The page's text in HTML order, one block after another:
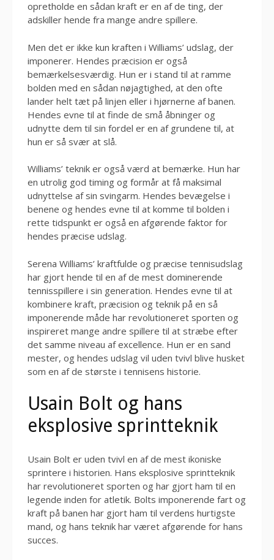
opretholde en sådan kraft er en af de ting, der
adskiller hende fra mange andre spillere.
Men det er ikke kun kraften i Williams’ udslag, der
imponerer. Hendes præcision er også
bemærkelsesværdig. Hun er i stand til at ramme
bolden med en sådan nøjagtighed, at den ofte
lander helt tæt på linjen eller i hjørnerne af banen.
Hendes evne til at finde de små åbninger og
udnytte dem til sin fordel er en af ​​grundene til, at
hun er så svær at slå.
Williams’ teknik er også værd at bemærke. Hun har
en utrolig god timing og formår at få maksimal
udnyttelse af sin svingarm. Hendes bevægelse i
benene og hendes evne til at komme til bolden i
rette tidspunkt er også en afgørende faktor for
hendes præcise udslag.
Serena Williams’ kraftfulde og præcise tennisudslag
har gjort hende til en af de mest dominerende
tennisspillere i sin generation. Hendes evne til at
kombinere kraft, præcision og teknik på en så
imponerende måde har revolutioneret sporten og
inspireret mange andre spillere til at stræbe efter
det samme niveau af excellence. Hun er en sand
mester, og hendes udslag vil uden tvivl blive husket
som en af de største i tennisens historie.
Usain Bolt og hans
eksplosive sprintteknik
Usain Bolt er uden tvivl en af de mest ikoniske
sprintere i historien. Hans eksplosive sprintteknik
har revolutioneret sporten og har gjort ham til en
legende inden for atletik. Bolts imponerende fart og
kraft på banen har gjort ham til verdens hurtigste
mand, og hans teknik har været afgørende for hans
succes.